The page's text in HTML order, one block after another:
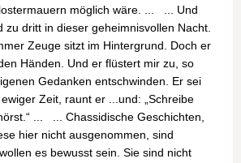
möglich wäre. ... ... Und
zu dritt in dieser geheimnisvollen Nacht.
Zeuge sitzt im Hintergrund. Doch er
Händen. Und er flüstert mir zu, so
Gedanken entschwinden. Er sei
Zeit, raunt er ...und: „Schreibe
... ... Chassidische Geschichten,
hier nicht ausgenommen, sind
es bewusst sein. Sie sind nicht